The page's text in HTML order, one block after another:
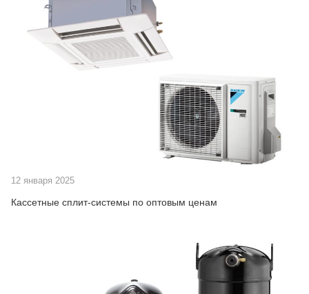
12 января 2025
Кассетные сплит-системы по оптовым ценам